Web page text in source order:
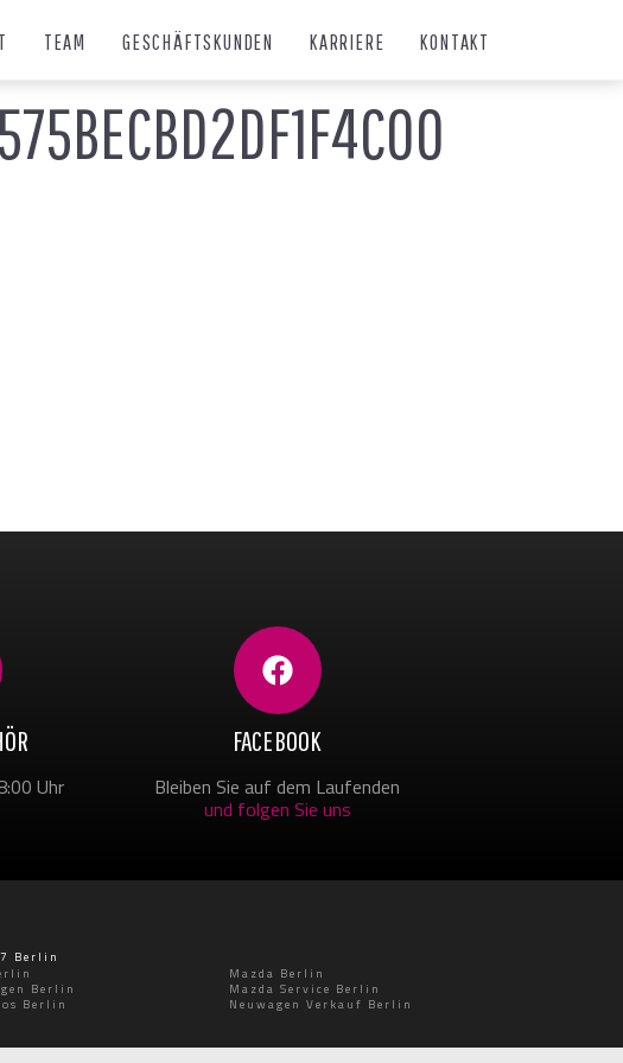
TEAM GESCHÄFTSKUNDEN KARRIERE KONTAKT
Uhr
FACEBOOK
Bleiben Sie auf dem Laufenden
und folgen Sie uns
Berlin
Berlin
Berlin
Mazda Berlin
Mazda Service Berlin
Neuwagen Verkauf Berlin